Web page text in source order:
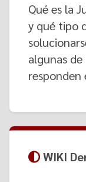
Qué es la
y qué tipo
algunas
responden
WIKI